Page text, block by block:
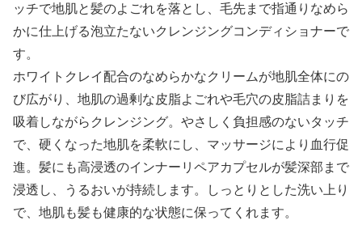
ッチで地肌と髪のよごれを落とし、毛先まで指通りなめら
かに仕上げる泡立たないクレンジングコンディショナーで
す。
ホワイトクレイ配合のなめらかなクリームが地肌全体にの
び広がり、地肌の過剰な皮脂よごれや毛穴の皮脂詰まりを
吸着しながらクレンジング。やさしく負担感のないタッチ
で、硬くなった地肌を柔軟にし、マッサージにより血行促
進。髪にも高浸透のインナーリペアカプセルが髪深部まで
浸透し、うるおいが持続します。しっとりとした洗い上り
で、地肌も髪も健康的な状態に保ってくれます。